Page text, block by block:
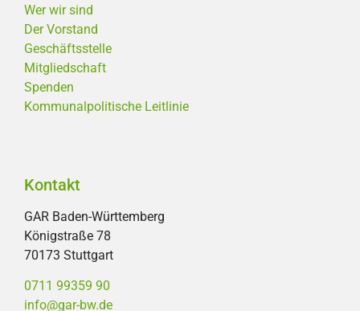
Wer wir sind
Der Vorstand
Geschäftsstelle
Mitgliedschaft
Spenden
Kommunalpolitische Leitlinie
Kontakt
GAR Baden-Württemberg
Königstraße 78
70173 Stuttgart
0711 99359 90
info@gar-bw.de